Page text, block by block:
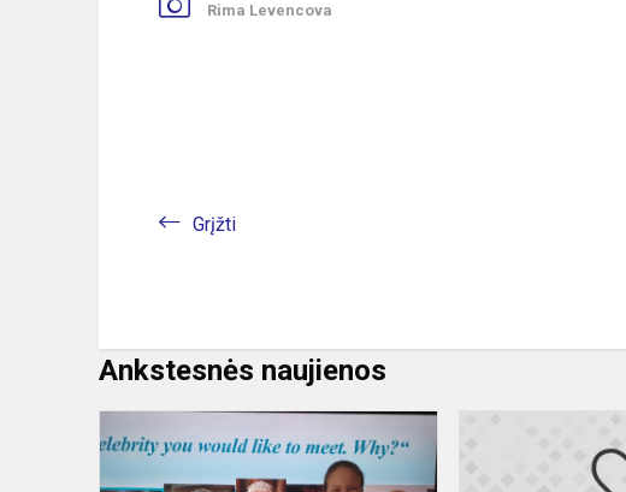
Rima Levencova
Grįžti
Ankstesnės naujienos
Klaipėdos
miesto